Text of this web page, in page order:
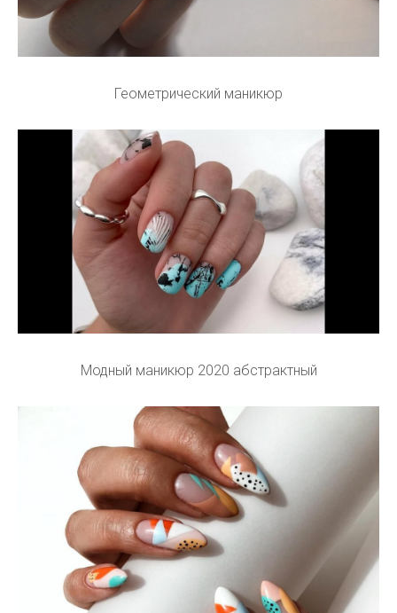
Геометрический маникюр
Модный маникюр 2020 абстрактный